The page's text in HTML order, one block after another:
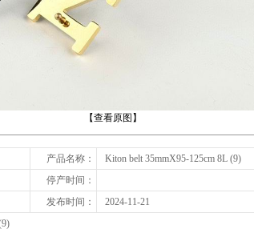
【查看原图】
产品名称：
Kiton belt 35mmX95-125cm 8L (9)
停产时间：
发布时间：
2024-11-21